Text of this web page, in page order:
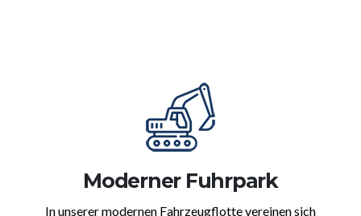
Moderner Fuhrpark
In unserer modernen Fahrzeugflotte vereinen sich